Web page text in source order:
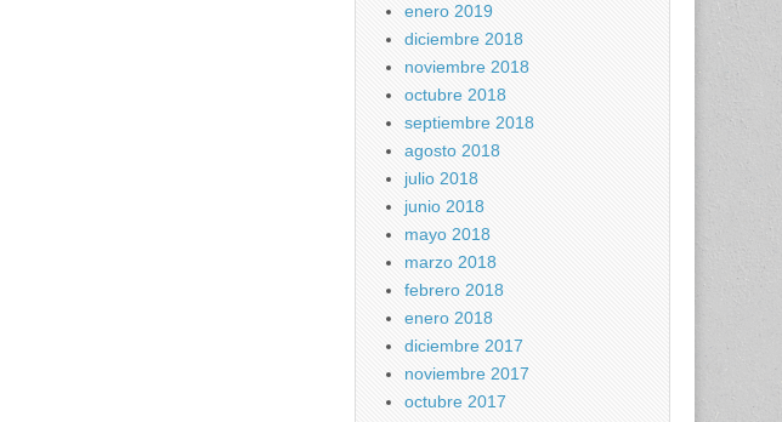
enero 2019
diciembre 2018
noviembre 2018
octubre 2018
septiembre 2018
agosto 2018
julio 2018
junio 2018
mayo 2018
marzo 2018
febrero 2018
enero 2018
diciembre 2017
noviembre 2017
octubre 2017